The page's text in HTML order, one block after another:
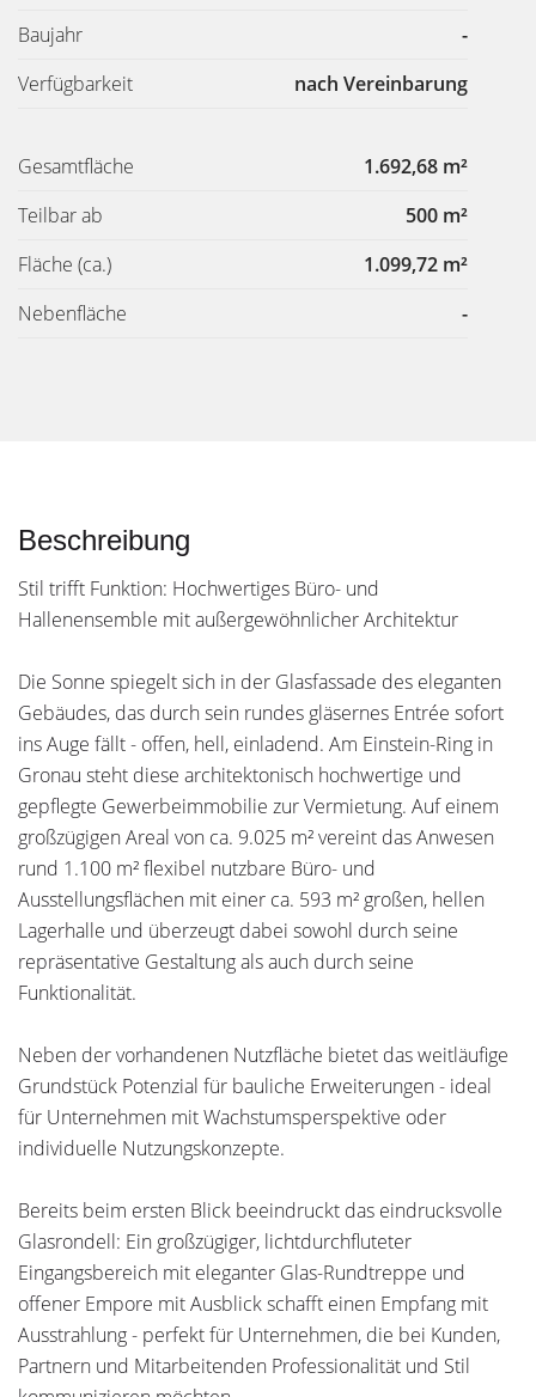
Baujahr
-
Verfügbarkeit
nach Vereinbarung
Gesamtfläche
1.692,68 m²
Teilbar ab
500 m²
Fläche (ca.)
1.099,72 m²
Nebenfläche
-
Beschreibung
Stil trifft Funktion: Hochwertiges Büro- und
Hallenensemble mit außergewöhnlicher Architektur
Die Sonne spiegelt sich in der Glasfassade des eleganten
Gebäudes, das durch sein rundes gläsernes Entrée sofort
ins Auge fällt - offen, hell, einladend. Am Einstein-Ring in
Gronau steht diese architektonisch hochwertige und
gepflegte Gewerbeimmobilie zur Vermietung. Auf einem
großzügigen Areal von ca. 9.025 m² vereint das Anwesen
rund 1.100 m² flexibel nutzbare Büro- und
Ausstellungsflächen mit einer ca. 593 m² großen, hellen
Lagerhalle und überzeugt dabei sowohl durch seine
repräsentative Gestaltung als auch durch seine
Funktionalität.
Neben der vorhandenen Nutzfläche bietet das weitläufige
Grundstück Potenzial für bauliche Erweiterungen - ideal
für Unternehmen mit Wachstumsperspektive oder
individuelle Nutzungskonzepte.
Bereits beim ersten Blick beeindruckt das eindrucksvolle
Glasrondell: Ein großzügiger, lichtdurchfluteter
Eingangsbereich mit eleganter Glas-Rundtreppe und
offener Empore mit Ausblick schafft einen Empfang mit
Ausstrahlung - perfekt für Unternehmen, die bei Kunden,
Partnern und Mitarbeitenden Professionalität und Stil